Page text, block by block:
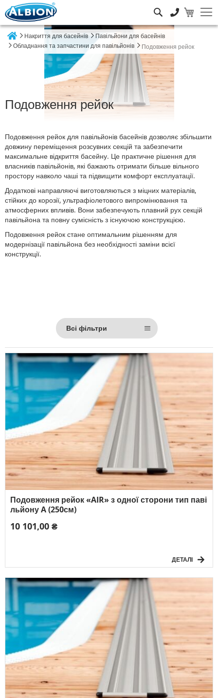
Накриття для басейнів
Павільйони для басейнів
Обладнання та запчастини для павільйонів
Подовження рейок
Подовження рейок
Подовження рейок для павільйонів басейнів дозволяє збільшити
довжину переміщення розсувних секцій та забезпечити
максимальне відкриття басейну. Це практичне рішення для
власників павільйонів, які бажають отримати більше вільного
простору навколо чаші та підвищити комфорт експлуатації.
Додаткові направляючі виготовляються з міцних матеріалів,
стійких до корозії, ультрафіолетового випромінювання та
атмосферних впливів. Вони забезпечують плавний рух секцій
павільйона та повну сумісність з існуючою конструкцією.
Подовження рейок стане оптимальним рішенням для
модернізації павільйона без необхідності заміни всієї
конструкції.
Всі фільтри
Подовження рейок «AIR» з одної сторони тип паві
льйону A (250см)
10 101,00 ₴
ДЕТАЛІ